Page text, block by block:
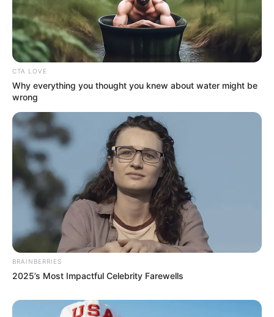
CTA LOVE
Why everything you thought you knew about water might be
wrong
BRAINBERRIES
2025’s Most Impactful Celebrity Farewells